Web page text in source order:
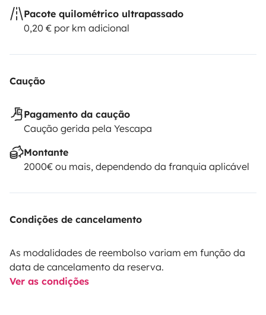
Pacote quilométrico ultrapassado
0,20 € por km adicional
Caução
Pagamento da caução
Caução gerida pela Yescapa
Montante
2000€ ou mais, dependendo da franquia aplicável
Condições de cancelamento
As modalidades de reembolso variam em função da
data de cancelamento da reserva.
Ver as condições